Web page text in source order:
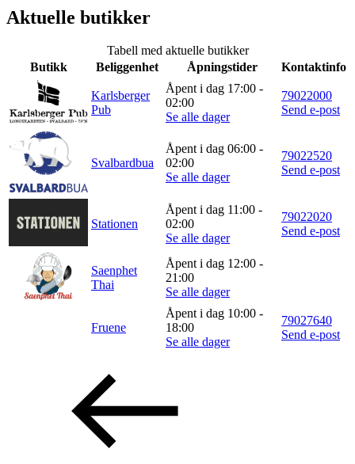
Aktuelle butikker
Tabell med aktuelle butikker
Butikk
Beliggenhet Åpningstider Kontaktinfo
Karlsberger
Pub
Åpent i dag 17:00 -
02:00
Se alle dager
79022000
Send e-post
Svalbardbua
Åpent i dag 06:00 -
02:00
Se alle dager
79022520
Send e-post
Stationen
Åpent i dag 11:00 -
02:00
Se alle dager
79022020
Send e-post
Saenphet
Thai
Åpent i dag 12:00 -
21:00
Se alle dager
Fruene
Åpent i dag 10:00 -
18:00
Se alle dager
79027640
Send e-post